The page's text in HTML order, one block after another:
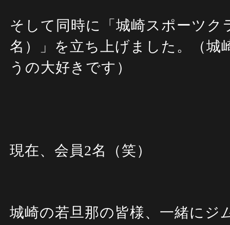
そして同時に「城崎スポーツク
名）」を立ち上げました。（城
うの大好きです）
現在、会員2名（笑）
城崎の若旦那の皆様、一緒にジ